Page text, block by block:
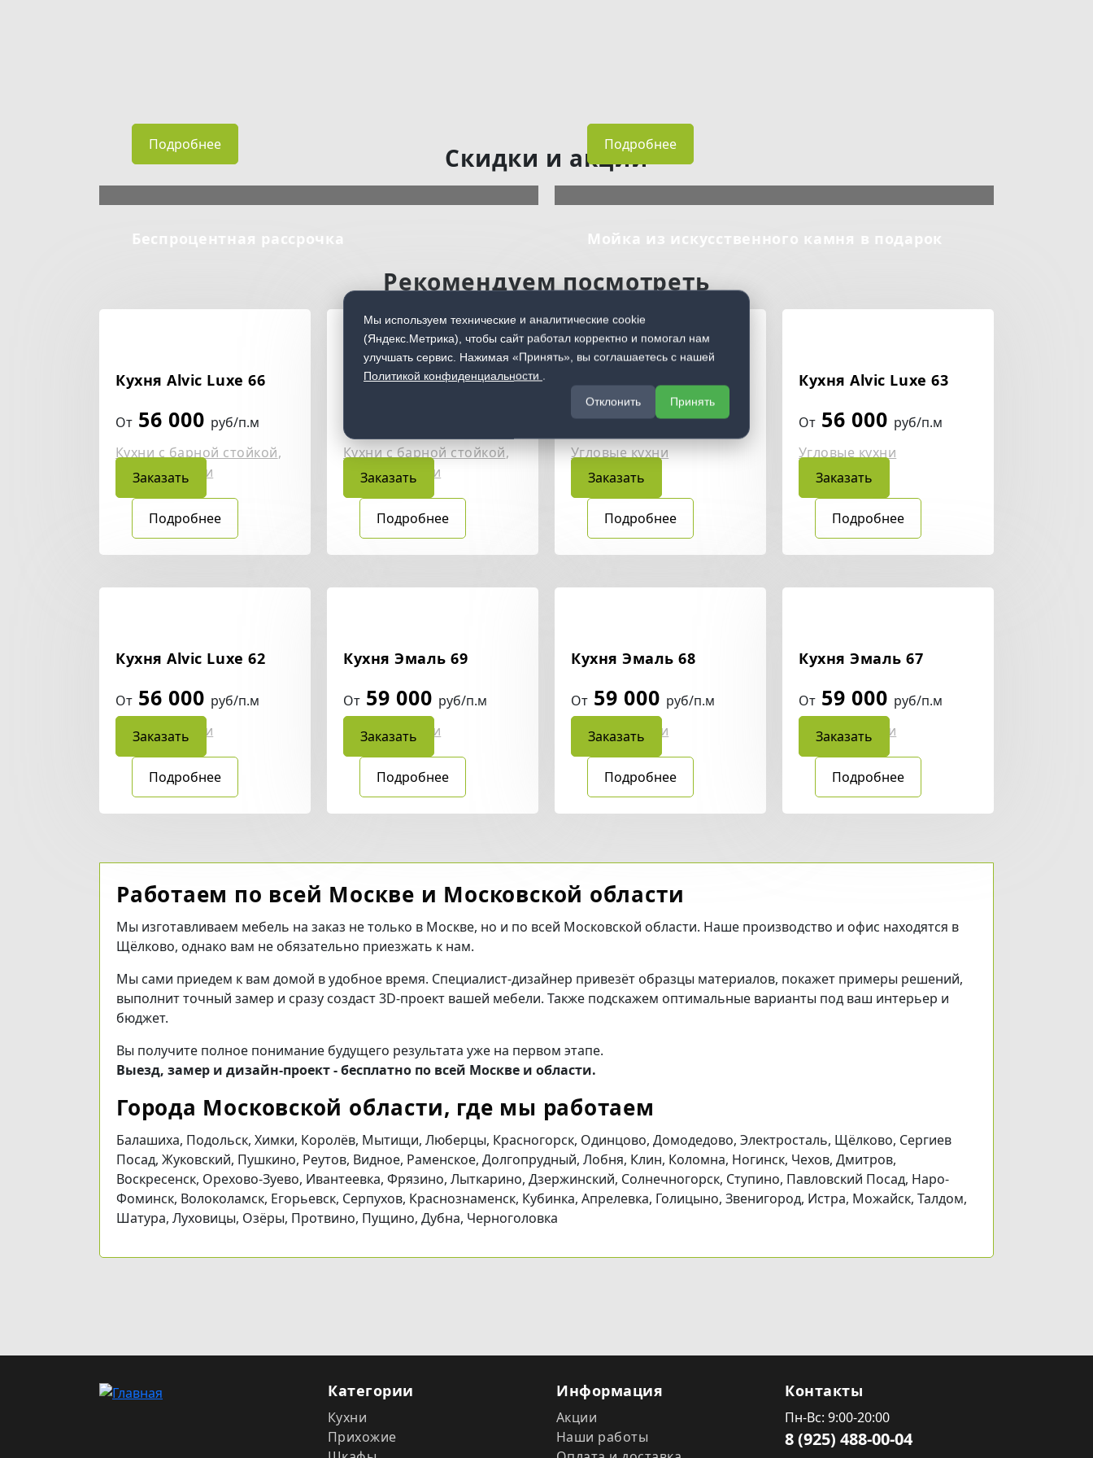
Скидки и акции
Беспроцентная рассрочка
Подробнее
Мойка из искусственного камня в подарок
Подробнее
Рекомендуем посмотреть
Кухня Alvic Luxe 66
От 56 000 руб/п.м
Кухни с барной стойкой,
Угловые кухни
Заказать
Подробнее
Кухня Alvic Luxe 65
Кухни с барной стойкой,
Угловые кухни
Заказать
Подробнее
Кухня Alvic Luxe 64
От 56 000 руб/п.м
Угловые кухни
Заказать
Подробнее
Кухня Alvic Luxe 63
От 56 000 руб/п.м
Угловые кухни
Заказать
Подробнее
Кухня Alvic Luxe 62
От 56 000 руб/п.м
Угловые кухни
Заказать
Подробнее
Кухня Эмаль 69
От 59 000 руб/п.м
Угловые кухни
Заказать
Подробнее
Кухня Эмаль 68
От 59 000 руб/п.м
Угловые кухни
Заказать
Подробнее
Кухня Эмаль 67
От 59 000 руб/п.м
Угловые кухни
Заказать
Подробнее
Работаем по всей Москве и Московской области
Мы изготавливаем мебель на заказ не только в Москве, но и по всей Московской области. Наше производство и офис находятся в
Щёлково, однако вам не обязательно приезжать к нам.
Мы сами приедем к вам домой в удобное время. Специалист-дизайнер привезёт образцы материалов, покажет примеры решений,
выполнит точный замер и сразу создаст 3D-проект вашей мебели. Также подскажем оптимальные варианты под ваш интерьер и
бюджет.
Вы получите полное понимание будущего результата уже на первом этапе.
Выезд, замер и дизайн-проект - бесплатно по всей Москве и области.
Города Московской области, где мы работаем
Балашиха, Подольск, Химки, Королёв, Мытищи, Люберцы, Красногорск, Одинцово, Домодедово, Электросталь, Щёлково, Сергиев
Посад, Жуковский, Пушкино, Реутов, Видное, Раменское, Долгопрудный, Лобня, Клин, Коломна, Ногинск, Чехов, Дмитров,
Воскресенск, Орехово-Зуево, Ивантеевка, Фрязино, Лыткарино, Дзержинский, Солнечногорск, Ступино, Павловский Посад, Наро-
Фоминск, Волоколамск, Егорьевск, Серпухов, Краснознаменск, Кубинка, Апрелевка, Голицыно, Звенигород, Истра, Можайск, Талдом,
Шатура, Луховицы, Озёры, Протвино, Пущино, Дубна, Черноголовка
Мы используем технические и аналитические cookie
(Яндекс.Метрика), чтобы сайт работал корректно и помогал нам
улучшать сервис. Нажимая «Принять», вы соглашаетесь с нашей
Политикой конфиденциальности .
Отклонить
Принять
Категории
Кухни
Прихожие
Информация
Акции
Наши работы
Контакты
Пн-Вс: 9:00-20:00
8 (925) 488-00-04